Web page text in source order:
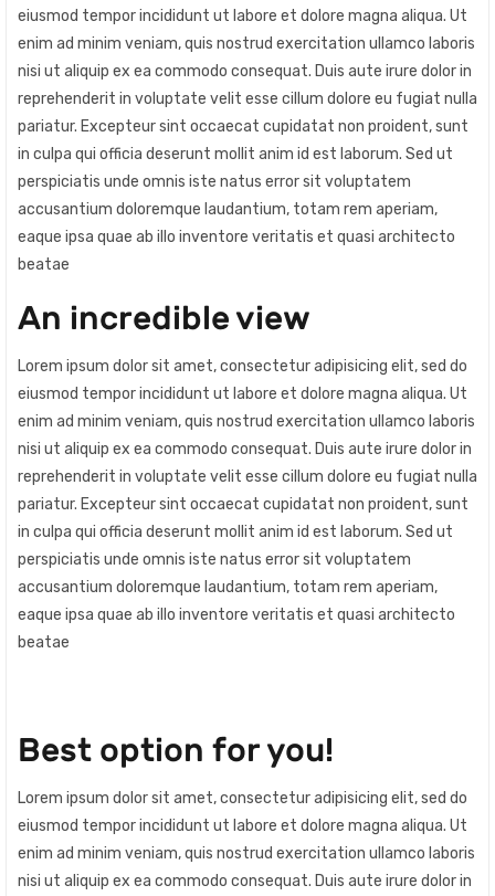
eiusmod tempor incididunt ut labore et dolore magna aliqua. Ut
enim ad minim veniam, quis nostrud exercitation ullamco laboris
nisi ut aliquip ex ea commodo consequat. Duis aute irure dolor in
reprehenderit in voluptate velit esse cillum dolore eu fugiat nulla
pariatur. Excepteur sint occaecat cupidatat non proident, sunt
in culpa qui officia deserunt mollit anim id est laborum. Sed ut
perspiciatis unde omnis iste natus error sit voluptatem
accusantium doloremque laudantium, totam rem aperiam,
eaque ipsa quae ab illo inventore veritatis et quasi architecto
beatae
An incredible view
Lorem ipsum dolor sit amet, consectetur adipisicing elit, sed do
eiusmod tempor incididunt ut labore et dolore magna aliqua. Ut
enim ad minim veniam, quis nostrud exercitation ullamco laboris
nisi ut aliquip ex ea commodo consequat. Duis aute irure dolor in
reprehenderit in voluptate velit esse cillum dolore eu fugiat nulla
pariatur. Excepteur sint occaecat cupidatat non proident, sunt
in culpa qui officia deserunt mollit anim id est laborum. Sed ut
perspiciatis unde omnis iste natus error sit voluptatem
accusantium doloremque laudantium, totam rem aperiam,
eaque ipsa quae ab illo inventore veritatis et quasi architecto
beatae
Best option for you!
Lorem ipsum dolor sit amet, consectetur adipisicing elit, sed do
eiusmod tempor incididunt ut labore et dolore magna aliqua. Ut
enim ad minim veniam, quis nostrud exercitation ullamco laboris
nisi ut aliquip ex ea commodo consequat. Duis aute irure dolor in